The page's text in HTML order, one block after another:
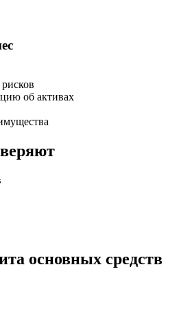
об активах
основных средств